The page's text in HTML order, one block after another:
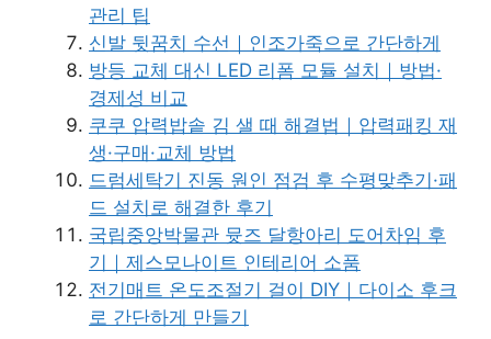
관리 팁
신발 뒷꿈치 수선｜인조가죽으로 간단하게
방등 교체 대신 LED 리폼 모듈 설치｜방법·
경제성 비교
쿠쿠 압력밥솥 김 샐 때 해결법｜압력패킹 재
생·구매·교체 방법
드럼세탁기 진동 원인 점검 후 수평맞추기·패
드 설치로 해결한 후기
국립중앙박물관 뮷즈 달항아리 도어차임 후
기｜제스모나이트 인테리어 소품
전기매트 온도조절기 걸이 DIY｜다이소 후크
로 간단하게 만들기